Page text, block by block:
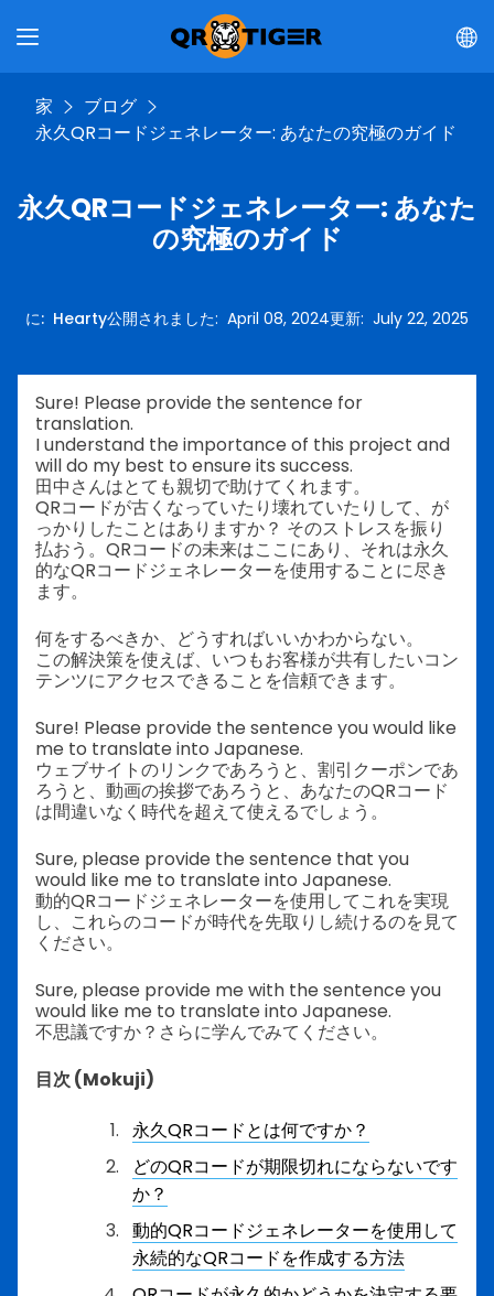
家
ブログ
永久QRコードジェネレーター: あなたの究極のガイド
永久QRコードジェネレーター: あなた
の究極のガイド
に: Hearty公開されました: April 08, 2024更新: July 22, 2025
Sure! Please provide the sentence for
translation.
I understand the importance of this project and
will do my best to ensure its success.
田中さんはとても親切で助けてくれます。
QRコードが古くなっていたり壊れていたりして、が
っかりしたことはありますか？ そのストレスを振り
払おう。QRコードの未来はここにあり、それは永久
的なQRコードジェネレーターを使用することに尽き
ます。
何をするべきか、どうすればいいかわからない。
この解決策を使えば、いつもお客様が共有したいコン
テンツにアクセスできることを信頼できます。
Sure! Please provide the sentence you would like
me to translate into Japanese.
ウェブサイトのリンクであろうと、割引クーポンであ
ろうと、動画の挨拶であろうと、あなたのQRコード
は間違いなく時代を超えて使えるでしょう。
Sure, please provide the sentence that you
would like me to translate into Japanese.
動的QRコードジェネレーターを使用してこれを実現
し、これらのコードが時代を先取りし続けるのを見て
ください。
Sure, please provide me with the sentence you
would like me to translate into Japanese.
不思議ですか？さらに学んでみてください。
目次 (Mokuji)
永久QRコードとは何ですか？
どのQRコードが期限切れにならないです
か？
動的QRコードジェネレーターを使用して
永続的なQRコードを作成する方法